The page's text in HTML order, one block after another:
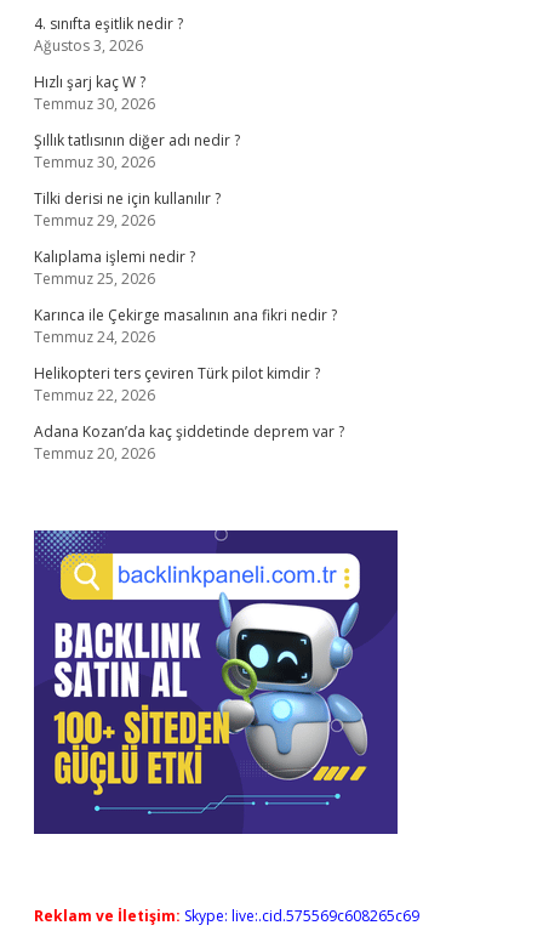
4. sınıfta eşitlik nedir ?
Ağustos 3, 2026
Hızlı şarj kaç W ?
Temmuz 30, 2026
Şıllık tatlısının diğer adı nedir ?
Temmuz 30, 2026
Tilki derisi ne için kullanılır ?
Temmuz 29, 2026
Kalıplama işlemi nedir ?
Temmuz 25, 2026
Karınca ile Çekirge masalının ana fikri nedir ?
Temmuz 24, 2026
Helikopteri ters çeviren Türk pilot kimdir ?
Temmuz 22, 2026
Adana Kozan’da kaç şiddetinde deprem var ?
Temmuz 20, 2026
Reklam ve İletişim: Skype: live:.cid.575569c608265c69